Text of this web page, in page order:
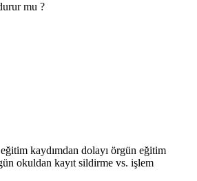
mu ?
kaydımdan dolayı örgün eğitim
okuldan kayıt sildirme vs. işlem